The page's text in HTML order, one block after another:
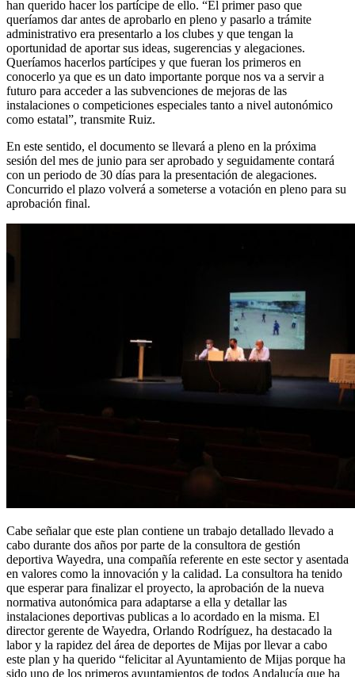
han querido hacer los partícipe de ello. “El primer paso que
queríamos dar antes de aprobarlo en pleno y pasarlo a trámite
administrativo era presentarlo a los clubes y que tengan la
oportunidad de aportar sus ideas, sugerencias y alegaciones.
Queríamos hacerlos partícipes y que fueran los primeros en
conocerlo ya que es un dato importante porque nos va a servir a
futuro para acceder a las subvenciones de mejoras de las
instalaciones o competiciones especiales tanto a nivel autonómico
como estatal”, transmite Ruiz.
En este sentido, el documento se llevará a pleno en la próxima
sesión del mes de junio para ser aprobado y seguidamente contará
con un periodo de 30 días para la presentación de alegaciones.
Concurrido el plazo volverá a someterse a votación en pleno para su
aprobación final.
Cabe señalar que este plan contiene un trabajo detallado llevado a
cabo durante dos años por parte de la consultora de gestión
deportiva Wayedra, una compañía referente en este sector y asentada
en valores como la innovación y la calidad. La consultora ha tenido
que esperar para finalizar el proyecto, la aprobación de la nueva
normativa autonómica para adaptarse a ella y detallar las
instalaciones deportivas publicas a lo acordado en la misma. El
director gerente de Wayedra, Orlando Rodríguez, ha destacado la
labor y la rapidez del área de deportes de Mijas por llevar a cabo
este plan y ha querido “felicitar al Ayuntamiento de Mijas porque ha
sido uno de los primeros ayuntamientos de todos Andalucía que ha